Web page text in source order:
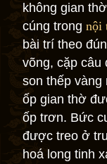
không gian
cúng trong nội
bài trí theo
võng, cặp câu
son thếp vàng
ốp gian thờ
ốp trơn. Bức
được treo ở
hoá long tinh